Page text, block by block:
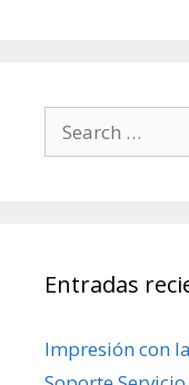
Search for:
Entradas
Impresión con